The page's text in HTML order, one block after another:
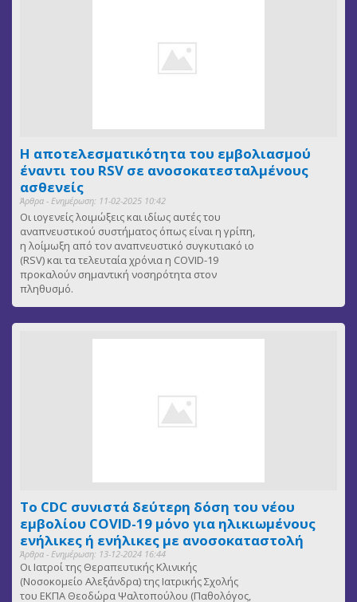
Η αποτελεσματικότητα του εμβολιασμού
έναντι του RSV σε ανοσοκατεσταλμένους
ασθενείς
Άρθρα - Ενημέρωση: 11-02-2025 10:42
Οι ιογενείς λοιμώξεις και ιδίως αυτές του
αναπνευστικού συστήματος όπως είναι η γρίπη,
η λοίμωξη από τον αναπνευστικό συγκυτιακό ιο
(RSV) και τα τελευταία χρόνια η COVID-19
προκαλούν σημαντική νοσηρότητα στον
πληθυσμό.
Το CDC συνιστά δεύτερη δόση του νέου
εμβολίου COVID-19 μόνο για ηλικιωμένους
ενήλικες ή ενήλικες με ανοσοκαταστολή
Άρθρα - Ενημέρωση: 13-12-2024 16:44
Οι Ιατροί της Θεραπευτικής Κλινικής
(Νοσοκομείο Αλεξάνδρα) της Ιατρικής Σχολής
του ΕΚΠΑ Θεοδώρα Ψαλτοπούλου (Παθολόγος,